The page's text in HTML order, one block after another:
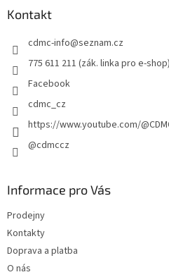
Kontakt
cdmc-info@seznam.cz
775 611 211 (zák. linka pro e-shop)
Facebook
cdmc_cz
https://www.youtube.com/
@cdmccz
Informace pro Vás
Prodejny
Kontakty
Doprava a platba
O nás